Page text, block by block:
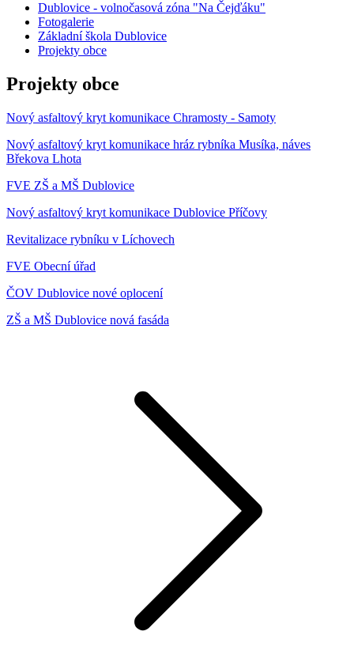
Dublovice - volnočasová zóna "Na Čejďáku"
Fotogalerie
Základní škola Dublovice
Projekty obce
Projekty obce
Nový asfaltový kryt komunikace Chramosty - Samoty
Nový asfaltový kryt komunikace hráz rybníka Musíka, náves
Břekova Lhota
FVE ZŠ a MŠ Dublovice
Nový asfaltový kryt komunikace Dublovice Příčovy
Revitalizace rybníku v Líchovech
FVE Obecní úřad
ČOV Dublovice nové oplocení
ZŠ a MŠ Dublovice nová fasáda